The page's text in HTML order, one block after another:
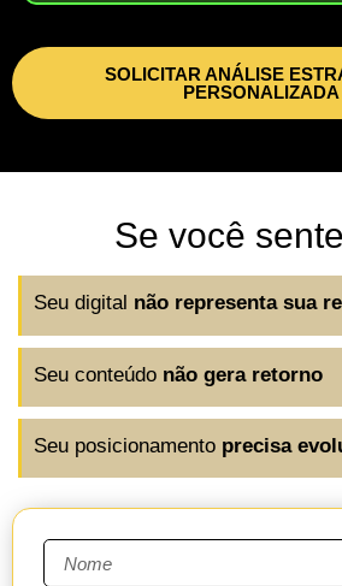
SOLICITAR ANÁLISE
PERSONALIZADA
Se você
Seu digital não representa sua
Seu conteúdo não gera retorno
Seu posicionamento precisa